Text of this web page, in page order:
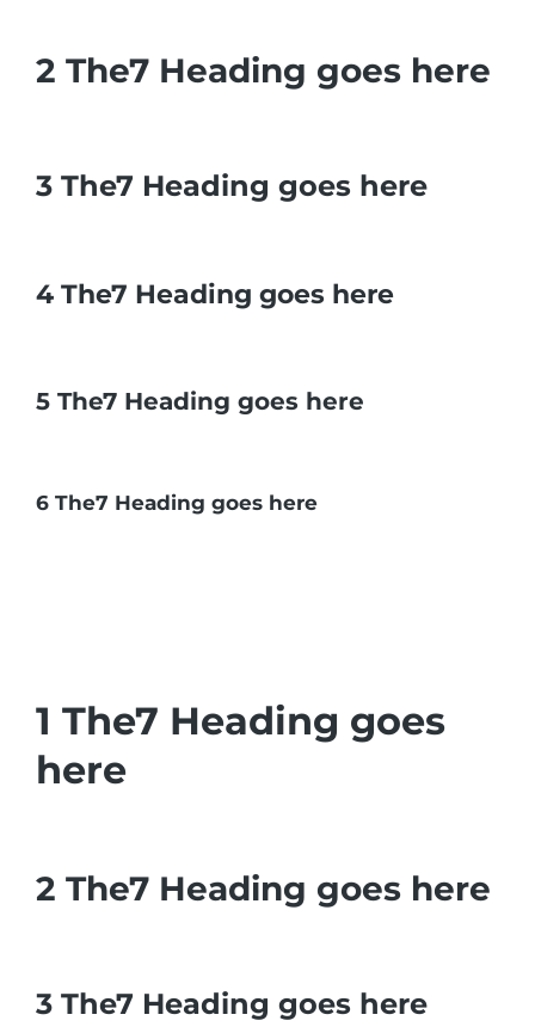
2 The7 Heading goes here
3 The7 Heading goes here
4 The7 Heading goes here
5 The7 Heading goes here
6 The7 Heading goes here
1 The7 Heading goes
here
2 The7 Heading goes here
3 The7 Heading goes here